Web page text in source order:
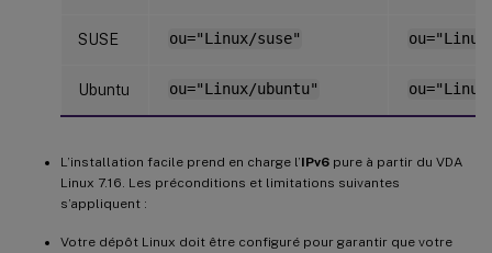
SUSE ou="Linux/suse"
Ubuntu ou="Linux/ubuntu"
L’installation facile prend en charge l’IPv6 pure à partir du VDA
Linux 7.16. Les préconditions et limitations suivantes
s’appliquent :
Votre dépôt Linux doit être configuré pour garantir que votre